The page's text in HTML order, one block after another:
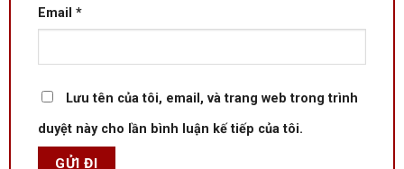
Email *
Lưu tên của tôi, email, và trang web trong trình
duyệt này cho lần bình luận kế tiếp của tôi.